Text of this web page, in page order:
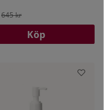
Ordinarie pris:
645 kr
Köp